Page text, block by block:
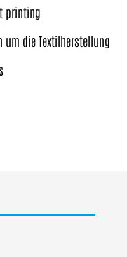
printing
um die Textilherstellung